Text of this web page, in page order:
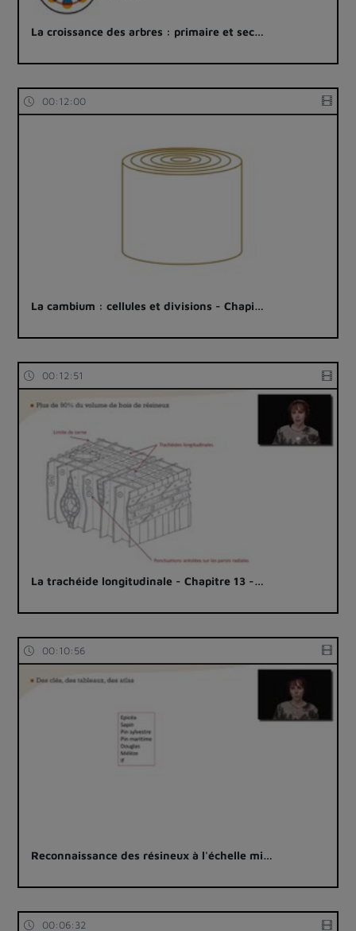
La croissance des arbres : primaire et sec…
00:12:00
La cambium : cellules et divisions - Chapi…
00:12:51
La trachéide longitudinale - Chapitre 13 -…
00:10:56
Reconnaissance des résineux à l'échelle mi…
00:06:32